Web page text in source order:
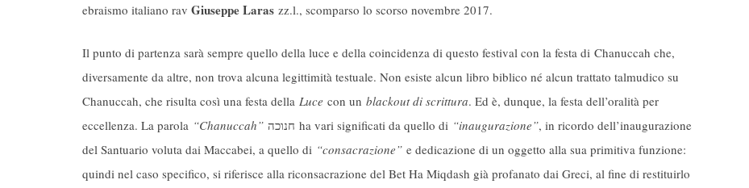
ebraismo italiano rav Giuseppe Laras zz.l., scomparso lo scorso novembre 2017.
Il punto di partenza sarà sempre quello della luce e della coincidenza di questo festival con la festa di Chanuccah che,
diversamente da altre, non trova alcuna legittimità testuale. Non esiste alcun libro biblico né alcun trattato talmudico su
Chanuccah, che risulta così una festa della Luce con un blackout di scrittura. Ed è, dunque, la festa dell’oralità per
eccellenza. La parola “Chanuccah” חנוכה ha vari significati da quello di “inaugurazione”, in ricordo dell’inaugurazione
del Santuario voluta dai Maccabei, a quello di “consacrazione” e dedicazione di un oggetto alla sua primitiva funzione:
quindi nel caso specifico, si riferisce alla riconsacrazione del Bet Ha Miqdash già profanato dai Greci, al fine di restituirlo